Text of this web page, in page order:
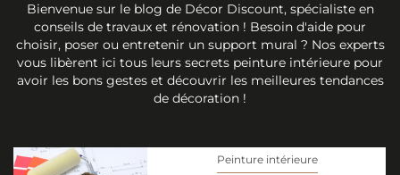
Bienvenue sur le blog de Décor Discount, spécialiste en
conseils de travaux et rénovation ! Besoin d'aide pour
choisir, poser ou entretenir un support mural ? Nos experts
vous libèrent ici tous leurs secrets peinture intérieure pour
avoir les bons gestes et découvrir les meilleures tendances
de décoration !
Peinture intérieure